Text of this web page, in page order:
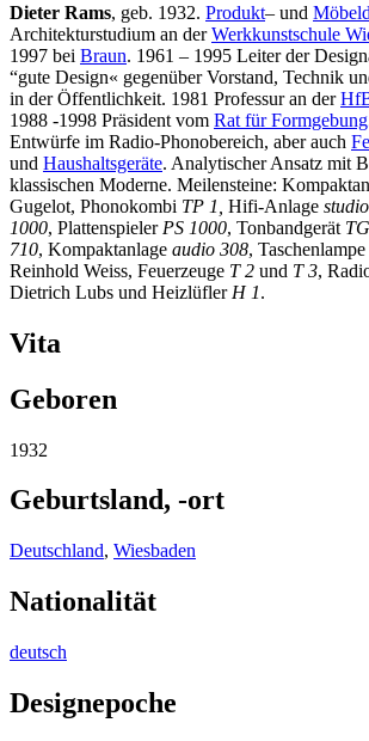
Dieter Rams, geb. 1932. Produkt– und
Architekturstudium an derWerkkunstschule
1997 bei Braun. 1961 – 1995 Leiter der
“gute Design« gegenüber Vorstand, Technik
in der Öffentlichkeit. 1981 Professur an der
1988 -1998 Präsident vom Rat für Formgebung
Entwürfe im Radio-Phonobereich, aber auch
und Haushaltsgeräte. Analytischer Ansatz mit
klassischen Moderne. Meilensteine:
Gugelot, Phonokombi TP 1, Hifi-Anlage
1000, Plattenspieler PS 1000, Tonbandgerät
710, Kompaktanlage audio 308, Taschenlampe
Reinhold Weiss, Feuerzeuge T 2 und T 3,
Dietrich Lubs und Heizlüfler H 1.
Vita
Geboren
1932
Geburtsland, -ort
Deutschland, Wiesbaden
Nationalität
deutsch
Designepoche